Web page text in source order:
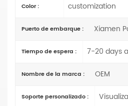
Color : customization
Puerto de embarque : Xiamen
Tiempo de espera : 7-20 days
Nombre de la marca : OEM
Soporte personalizado :